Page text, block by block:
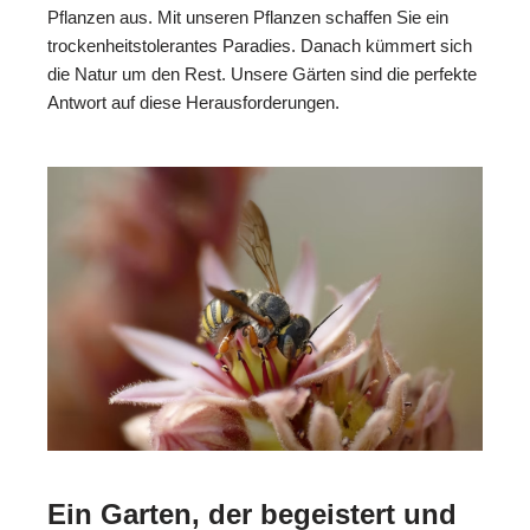
Pflanzen aus. Mit unseren Pflanzen schaffen Sie ein
trockenheitstolerantes Paradies. Danach kümmert sich
die Natur um den Rest. Unsere Gärten sind die perfekte
Antwort auf diese Herausforderungen.
Ein Garten, der begeistert und